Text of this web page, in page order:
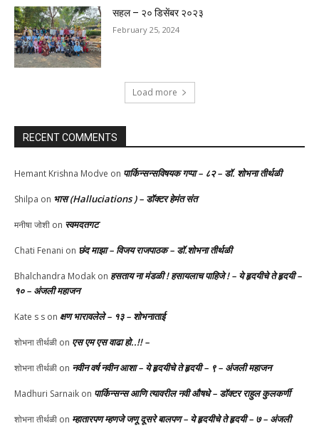
सहल – २० डिसेंबर २०२३
February 25, 2024
Load more
RECENT COMMENTS
Hemant Krishna Modve on पार्किन्सन्सविषयक गप्पा – ८२ – डॉ. शोभना तीर्थळी
Shilpa on भास (Halluciations ) – डॉक्टर हेमंत संत
मनीषा जोशी on स्वमदतगट
Chati Fenani on छंद माझा – विजय राजपाठक – डॉ.शोभना तीर्थळी
Bhalchandra Modak on हसताय ना मंडळी‌ ! हसायलाच पाहिजे ! – ये हृदयीचे ते हृदयी –
१० – अंजली महाजन
Kate s s on क्षण भारावलेले – १३ – शोभनाताई
शोभना तीर्थळी on एस एम एस वाढा हो..!! –
शोभना तीर्थळी on नवीन वर्ष नवीन आशा – ये हृदयीचे ते हृदयी – ९ – अंजली महाजन
Madhuri Sarnaik on पार्किन्सन्स आणि त्यावरील नवी औषधे – डॉक्टर राहुल कुलकर्णी
शोभना तीर्थळी on म्हातारपण म्हणजे जणू दूसरे बालपण – ये हृदयीचे ते हृदयी – ७ – अंजली